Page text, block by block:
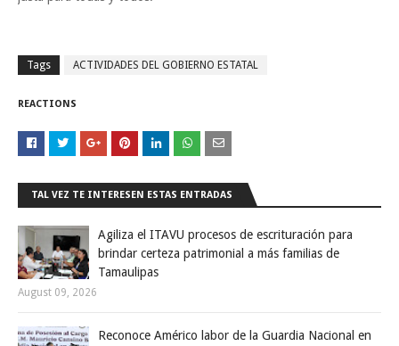
Tags ACTIVIDADES DEL GOBIERNO ESTATAL
REACTIONS
TAL VEZ TE INTERESEN ESTAS ENTRADAS
Agiliza el ITAVU procesos de escrituración para
brindar certeza patrimonial a más familias de
Tamaulipas
August 09, 2026
Reconoce Américo labor de la Guardia Nacional en